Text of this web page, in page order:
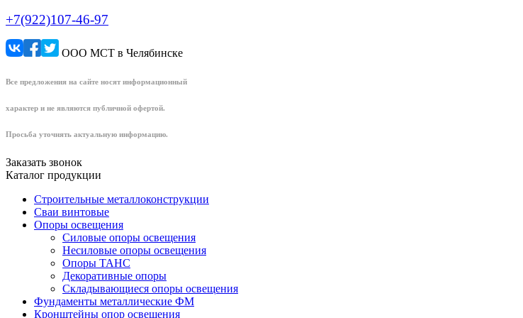
+7(922)107-46-97
ООО МСТ в Челябинске
Все предложения на сайте носят информационный
характер и не являются публичной офертой.
Просьба уточнять актуальную информацию.
Заказать звонок
Каталог продукции
Строительные металлоконструкции
Сваи винтовые
Опоры освещения
Силовые опоры освещения
Несиловые опоры освещения
Опоры ТАНС
Декоративные опоры
Складывающиеся опоры освещения
Фундаменты металлические ФМ
Кронштейны опор освещения